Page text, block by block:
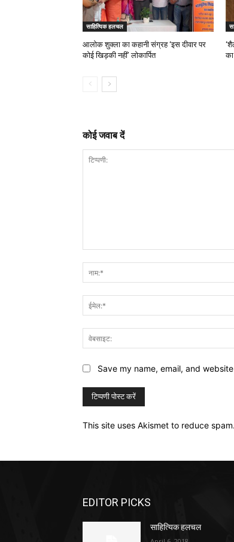
साहित्यिक हलचल
आलोक शुक्ला का कहानी संग्रह ‘इस दीवार पर
कोई खिड़की नहीं’ लोकार्पित
का
कोई जवाब दें
Save my name, email, and
This site uses Akismet to reduce spam.
EDITOR PICKS
साहित्यिक हलचल